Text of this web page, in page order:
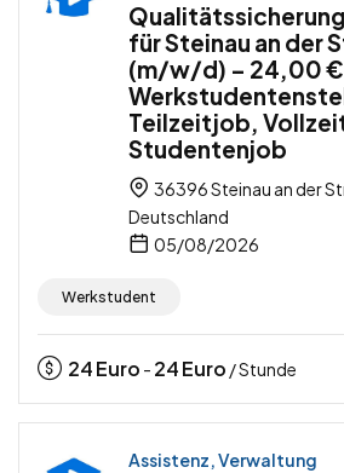
für Steinau an der
(m/w/d) – 24,00 €
Teilzeitjob,
Studentenjob
36396 Steinau an der
Deutschland
05/08/2026
Werkstudent
24Euro - 24Euro / Stunde
Assistenz, Verwaltung